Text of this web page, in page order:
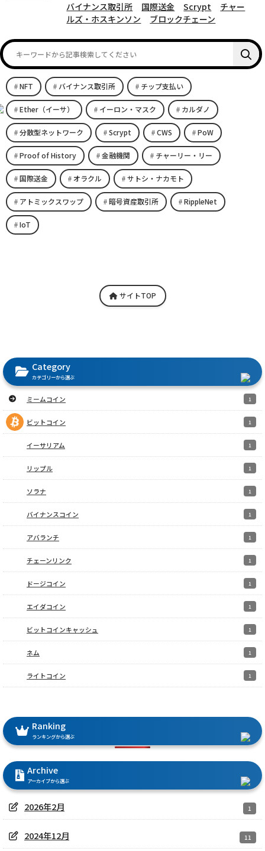
バイナンス取引所 国際送金 Scrypt
チャー
ルズ・ホスキンソン
ブロックチェーン
NFT バイナンス取引所 チップ支払い
Ether（イーサ） イーロン・マスク カルダノ
分散型ネットワーク Scrypt CWS PoW
Proof of History 金融機関 チャーリー・リー
国際送金 オラクル サトシ・ナカモト
アトミックスワップ 暗号資産取引所 RippleNet
IoT
サイトTOP
Category
カテゴリーから選ぶ
ミームコイン 1
ビットコイン 1
イーサリアム 1
リップル 1
ソラナ 1
バイナンスコイン 1
アバランチ 1
チェーンリンク 1
ドージコイン 1
エイダコイン 1
ビットコインキャッシュ 1
ネム 1
ライトコイン 1
Ranking
ランキングから選ぶ
Archive
アーカイブから選ぶ
2026年2月 1
2024年12月 11